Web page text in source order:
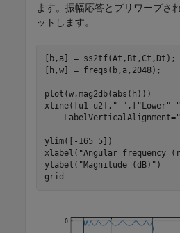
ます。振幅応答とプリワープさ
ットします。
[b,a] = ss2tf(At,Bt,Ct,Dt);
[h,w] = freqs(b,a,2048);
plot(w,mag2db(abs(h)))
xline([u1 u2], "-" ,[ "Lower"
    LabelVerticalAlignment=
ylim([-165 5])
xlabel( "Angular frequency
ylabel( "Magnitude (dB)" )
grid